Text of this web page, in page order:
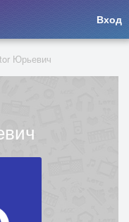
Вход
Юрьевич